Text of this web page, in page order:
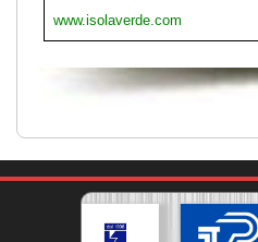
www.isolaverde.com